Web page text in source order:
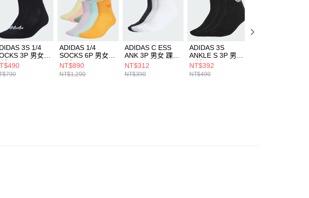
形，恩沛科技股份有限公司將有權停止該用戶之使用額度並採取法律行
動。
3S 1/4
3P 男女
JV7426
ADIDAS 1/4
SOCKS 6P 男女
踝襪 JJ1835
NT$890
NT$1,290
ADIDAS C ESS
ANK 3P 男女 踝襪
KC9631
NT$312
NT$390
ADIDAS 3S
ANKLE S 3P 男女
踝襪 JV7436
NT$392
NT$490